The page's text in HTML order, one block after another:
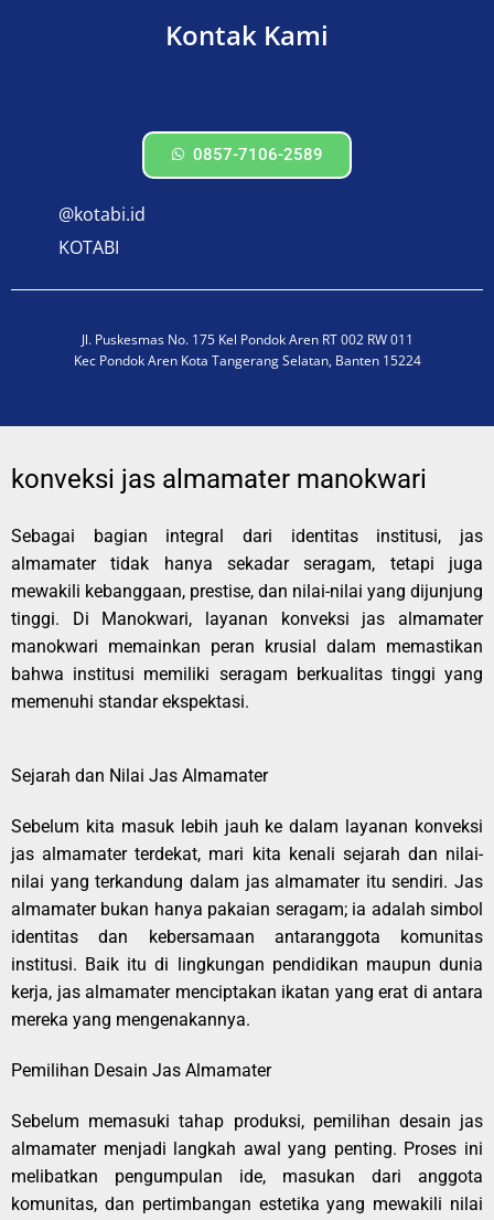
Kontak Kami
0857-7106-2589
@kotabi.id
KOTABI
Jl. Puskesmas No. 175 Kel Pondok Aren RT 002 RW 011
Kec Pondok Aren Kota Tangerang Selatan, Banten 15224
konveksi jas almamater manokwari
Sebagai bagian integral dari identitas institusi, jas
almamater tidak hanya sekadar seragam, tetapi juga
mewakili kebanggaan, prestise, dan nilai-nilai yang dijunjung
tinggi. Di Manokwari, layanan konveksi jas almamater
manokwari memainkan peran krusial dalam memastikan
bahwa institusi memiliki seragam berkualitas tinggi yang
memenuhi standar ekspektasi.
Sejarah dan Nilai Jas Almamater
Sebelum kita masuk lebih jauh ke dalam layanan konveksi
jas almamater terdekat, mari kita kenali sejarah dan nilai-
nilai yang terkandung dalam jas almamater itu sendiri. Jas
almamater bukan hanya pakaian seragam; ia adalah simbol
identitas dan kebersamaan antaranggota komunitas
institusi. Baik itu di lingkungan pendidikan maupun dunia
kerja, jas almamater menciptakan ikatan yang erat di antara
mereka yang mengenakannya.
Pemilihan Desain Jas Almamater
Sebelum memasuki tahap produksi, pemilihan desain jas
almamater menjadi langkah awal yang penting. Proses ini
melibatkan pengumpulan ide, masukan dari anggota
komunitas, dan pertimbangan estetika yang mewakili nilai